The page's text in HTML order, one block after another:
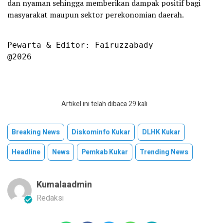
dan nyaman sehingga memberikan dampak positif bagi
masyarakat maupun sektor perekonomian daerah.
Pewarta & Editor: Fairuzzabady
@2026
Artikel ini telah dibaca 29 kali
Breaking News Diskominfo Kukar
DLHK Kukar
Headline
News Pemkab Kukar Trending News
Kumalaadmin
Redaksi